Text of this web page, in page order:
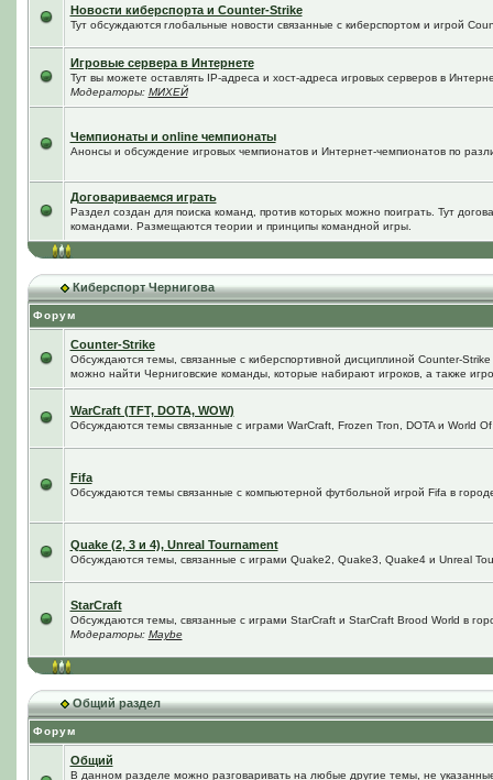
Новости киберспорта и Counter-Strike
Тут обсуждаются глобальные новости связанные с киберспортом и игрой
Игровые сервера в Интернете
Тут вы можете оставлять IP-адреса и хост-адреса игровых серверов в
Модераторы: МИХЕЙ
Чемпионаты и online чемпионаты
Анонсы и обсуждение игровых чемпионатов и Интернет-чемпионатов по
Договариваемся играть
Раздел создан для поиска команд, против которых можно поиграть. Тут
командами. Размещаются теории и принципы командной игры.
Киберспорт Чернигова
Форум
Counter-Strike
Обсуждаются темы, связанные с киберспортивной дисциплиной Counter-Strike
можно найти Черниговские команды, которые набирают игроков, а также
WarCraft (TFT, DOTA, WOW)
Обсуждаются темы связанные с играми WarCraft, Frozen Tron, DOTA и World
Fifa
Обсуждаются темы связанные с компьютерной футбольной игрой Fifa в
Quake (2, 3 и 4), Unreal Tournament
Обсуждаются темы, связанные с играми Quake2, Quake3, Quake4 и Unreal
StarCraft
Обсуждаются темы, связанные с играми StarCraft и StarCraft Brood World в
Модераторы: Maybe
Общий раздел
Форум
Общий
В данном разделе можно разговаривать на любые другие темы, не